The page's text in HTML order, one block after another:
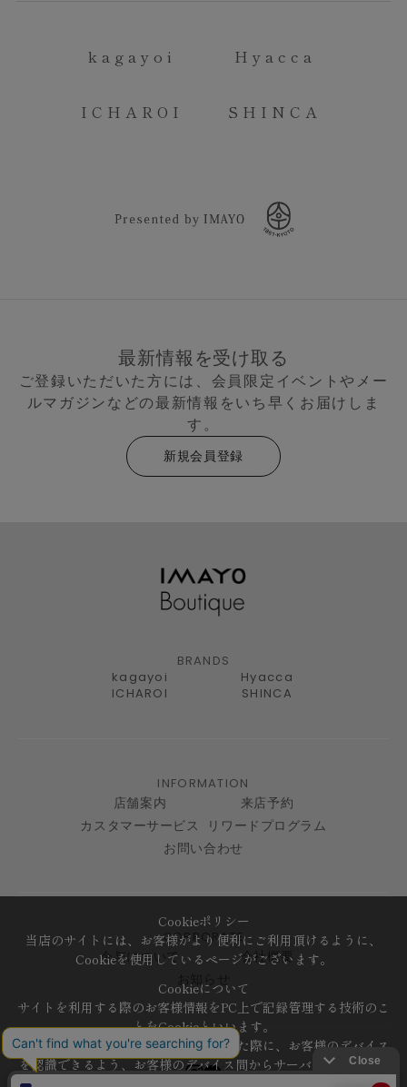
kagayoi Hyacca
ICHAROI SHINCA
最新情報を受け取る
ご登録いただいた方には、会員限定イベントやメー
ルマガジンなどの最新情報をいち早くお届けしま
す。
新規会員登録
BRANDS
kagayoi
Hyacca
ICHAROI
SHINCA
INFORMATION
店舗案内
来店予約
カスタマーサービス
リワードプログラム
お問い合わせ
CORPORATE
今与について
会社概要
Cookieポリシー
当店のサイトには、お客様がより便利にご利用頂けるように、
Cookieを使用しているページがございます。
Cookieについて
サイトを利用する際のお客様情報をPC上で記録管理する技術のこ
とをCookieといいます。
Cookieはお客様がサイトを再訪問された際に、お客様のデバイス
を認識できるよう、お客様のデバイス間からサーバーへ送り返さ